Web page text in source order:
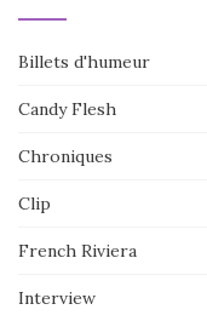
Billets d'humeur
Candy Flesh
Chroniques
Clip
French Riviera
Interview